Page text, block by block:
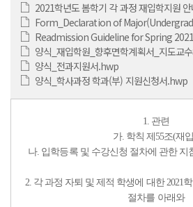
2021학년도 봄학기 각 과정 재입학지원
Form_Declaration of
Readmission Guideline for Spring
양식_전과지원서.hwp
양식_학사과정 학과(부) 지원신청서.hwp
1. 관련
가.학칙 제55조(재
나. 입학등록 및 수강신청 절차에 관한 지
2. 각 과정 자퇴 및 제적 학생에 대한 2021
절차를 아래와